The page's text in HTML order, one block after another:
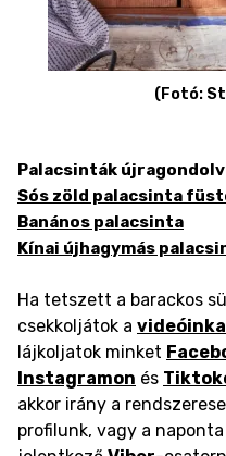
(Fotó:
Palacsinták
Sós zöld palacsinta
Banános palacsinta
Kínai újhagymás
Ha tetszett a barackos
csekkoljátok a
lájkoljatok minket
Instagramon és
akkor irány a
profilunk, vagy a